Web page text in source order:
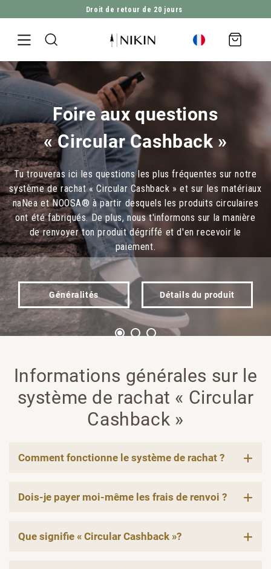
ALLER DIRECTEMENT AU CONTENU
Droit de retour de 20 jours
Panier
d'achat
Foire aux questions
« Circular Cashback »
Tu trouveras ici les questions les plus fréquentes sur notre
système de rachat « Circular Cashback » et sur les matériaux
naNea et NOOSA® à partir desquels les produits circulaires
ont été fabriqués. De plus, nous t'informons sur la manière
de renvoyer ton produit dégriffé et d'en recevoir le
paiement.
Généralités Détails du produit
Informations générales sur le
système de rachat « Circular
Cashback »
Comment fonctionne le système de rachat ?
Dois-je payer moi-même les frais de renvoi ?
Que signifie « Circular Cashback »?